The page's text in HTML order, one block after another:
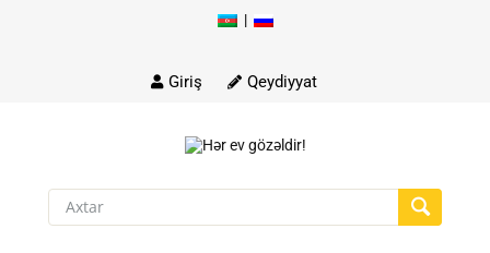
|
content
Giriş Qeydiyyat